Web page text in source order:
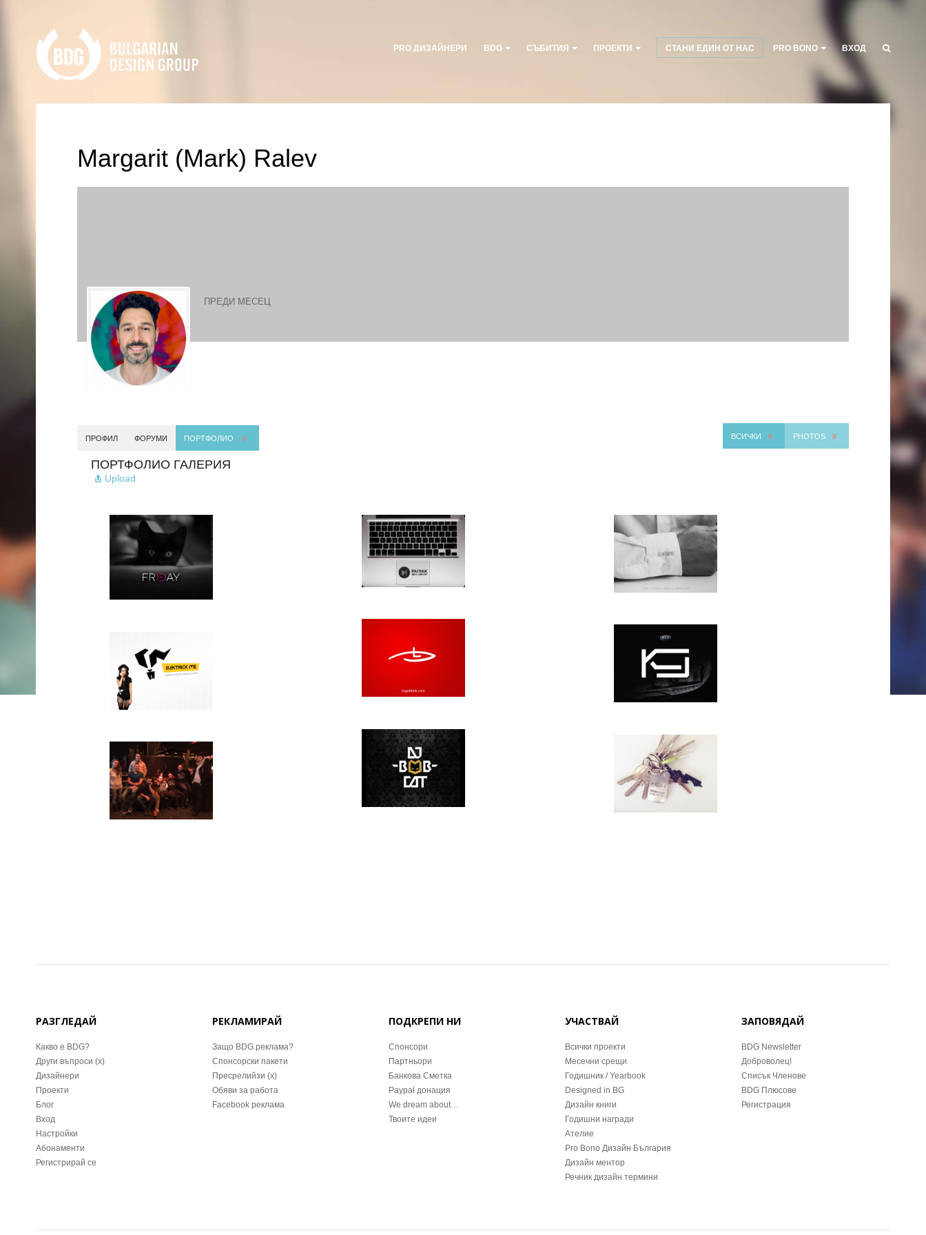
PRO ДИЗАЙНЕРИ BDG СЪБИТИЯ ПРОЕКТИ СТАНИ ЕДИН ОТ НАС PRO BONO ВХОД
Margarit (Mark) Ralev
ПРЕДИ МЕСЕЦ
ПРОФИЛ ФОРУМИ ПОРТФОЛИО 9 ВСИЧКИ 9 PHOTOS 9
ПОРТФОЛИО ГАЛЕРИЯ
Upload
РАЗГЛЕДАЙ
Какво е BDG?
Други въпроси (x)
Дизайнери
Проекти
Блог
Вход
Настройки
Абонаменти
Регистрирай се
РЕКЛАМИРАЙ
Защо BDG реклама?
Спонсорски пакети
Пресрелийзи (x)
Обяви за работа
Facebook реклама
ПОДКРЕПИ НИ
Спонсори
Партньори
Банкова Сметка
Paypal донация
We dream about…
Твоите идеи
УЧАСТВАЙ
Всички проекти
Месечни срещи
Годишник / Yearbook
Designed in BG
Дизайн книги
Годишни награди
Ателие
Pro Bono Дизайн България
Дизайн ментор
Речник дизайн термини
ЗАПОВЯДАЙ
BDG Newsletter
Доброволец!
Списък Членове
BDG Плюсове
Регистрация